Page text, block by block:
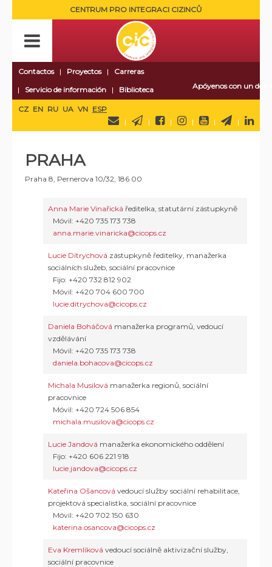
CENTRUM PRO INTEGRACI CIZINCŮ
Contactos Proyectos
Carreras
Servicio de información
Biblioteca Apóyenos con un
CZ EN RU UA VN ESP
PRAHA
Praha 8, Pernerova 10/32, 186 00
Anna Marie Vinařická ředitelka, statutární zástupkyně
Móvil: +420 735 173 738
anna.marie.vinaricka@cicops.cz
Lucie Ditrychová zástupkyně ředitelky, manažerka
sociálních služeb, sociální pracovnice
Fijo: +420 732 812 902
Móvil: +420 704 600 700
lucie.ditrychova@cicops.cz
Daniela Boháčová manažerka programů, vedoucí
vzdělávání
Móvil: +420 735 173 738
daniela.bohacova@cicops.cz
Michala Musilová manažerka regionů, sociální
pracovnice
Móvil: +420 724 506 854
michala.musilova@cicops.cz
Lucie Jandová manažerka ekonomického oddělení
Fijo: +420 606 221 918
lucie.jandova@cicops.cz
Kateřina Ošancová vedoucí služby sociální rehabilitace,
projektová specialistka, sociální pracovnice
Móvil: +420 702 150 630
katerina.osancova@cicops.cz
Eva Kremlíková vedoucí sociálně aktivizační služby,
sociální pracovnice